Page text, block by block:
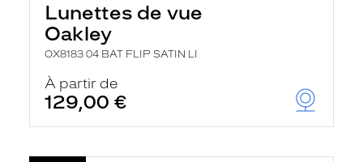
Lunettes de vue
Oakley
OX8183 04 BAT FLIP SATIN LI
À partir de
129,00 €